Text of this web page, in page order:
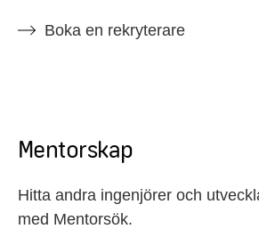
Boka en rekryterare
Mentorskap
Hitta andra ingenjörer och
med Mentorsök.